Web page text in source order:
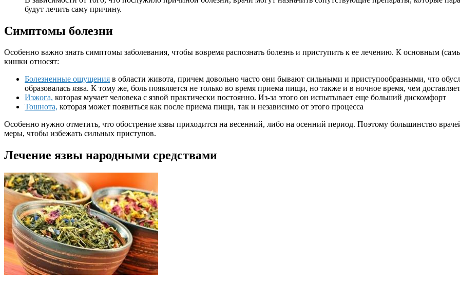
будут лечить саму причину.
Симптомы болезни
Особенно важно знать симптомы заболевания, чтобы вовремя распознать болезнь и приступить к ее лечению. К основным
кишки относят:
Болезненные ощущения в области живота, причем довольно часто они бывают сильными и приступообразными, что
образовалась язва. К тому же, боль появляется не только во время приема пищи, но также и в ночное время, чем
Изжога, которая мучает человека с язвой практически постоянно. Из-за этого он испытывает еще больший дискомфорт
Тошнота, которая может появиться как после приема пищи, так и независимо от этого процесса
Особенно нужно отметить, что обострение язвы приходится на весенний, либо на осенний период. Поэтому большинство
меры, чтобы избежать сильных приступов.
Лечение язвы народными средствами